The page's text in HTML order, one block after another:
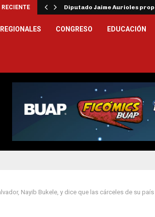
Diputado Jaime Aurioles
REGIONALES CONGRESO EDUCACIÓN
Nayib Bukele, y dice que las cárceles de su país